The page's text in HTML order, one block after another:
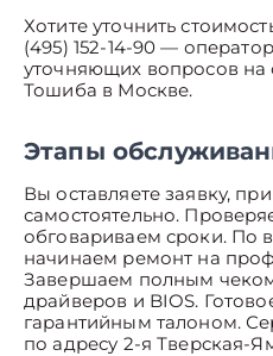
Хотите уточнить
(495) 152-14-90 —
уточняющих вопросов на
Тошиба в Москве.
Этапы
Вы оставляете заявку,
самостоятельно.
обговариваем сроки.
начинаем ремонт на
Завершаем полным
драйверов и BIOS.
гарантийным талоном.
по адресу 2-я Тверская-